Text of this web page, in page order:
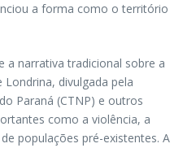
a forma como o território
a narrativa tradicional sobre a
divulgada pela
Paraná (CTNP) e outros
como a violência, a
populações pré-existentes. A